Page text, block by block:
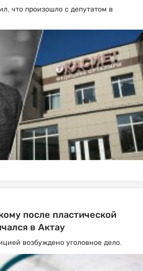
что произошло с депутатом в
после пластической
в Актау
возбуждено уголовное дело.